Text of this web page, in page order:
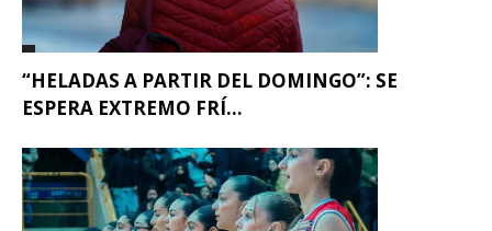
“HELADAS A PARTIR DEL DOMINGO”: SE
ESPERA EXTREMO FRÍ...